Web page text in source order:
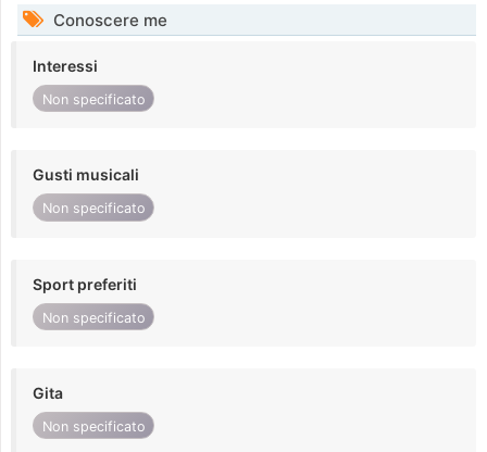
Conoscere me
Interessi
Non specificato
Gusti musicali
Non specificato
Sport preferiti
Non specificato
Gita
Non specificato